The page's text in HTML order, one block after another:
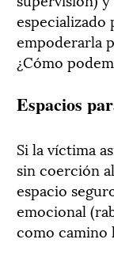
especializado
empoderarla
¿Cómo
Espacios
Si la víctima
sin coerción
espacio
emocional
como camino